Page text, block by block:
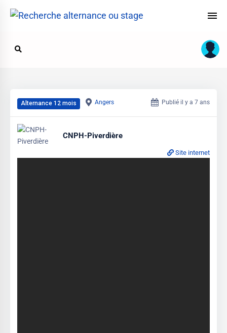
Alternance 12 mois Angers Publié il y a 7 ans
CNPH-Piverdière
Site internet